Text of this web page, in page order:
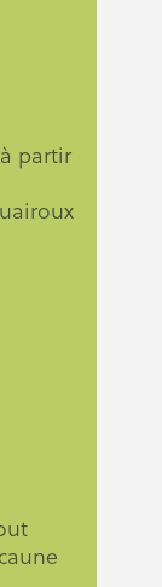
partir